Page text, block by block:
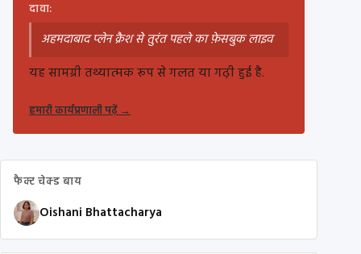
दावा:
अहमदाबाद प्लेन क्रैश से तुरंत पहले का फ़ेसबुक लाइव
यह सामग्री तथ्यात्मक रूप से गलत या गढ़ी हुई है.
हमारी कार्यप्रणाली पढ़ें→
फैक्ट चेक्ड बाय
Oishani Bhattacharya